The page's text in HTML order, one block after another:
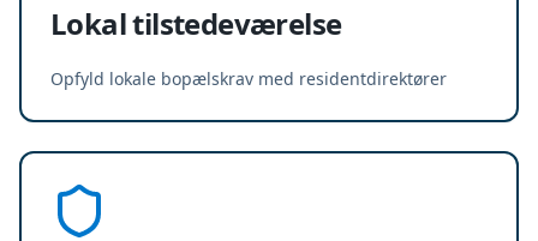
Lokal tilstedeværelse
Opfyld lokale bopælskrav med residentdirektører